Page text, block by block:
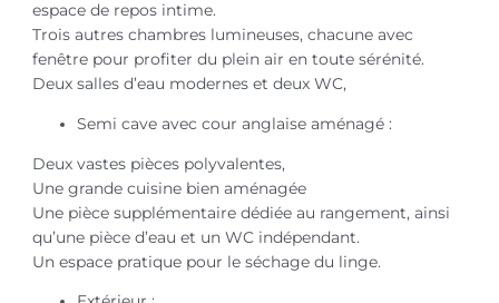
espace de repos intime.
Trois autres chambres lumineuses, chacune avec
fenêtre pour profiter du plein air en toute sérénité.
Deux salles d’eau modernes et deux WC,
Semi cave avec cour anglaise aménagé :
Deux vastes pièces polyvalentes,
Une grande cuisine bien aménagée
Une pièce supplémentaire dédiée au rangement, ainsi
qu’une pièce d’eau et un WC indépendant.
Un espace pratique pour le séchage du linge.